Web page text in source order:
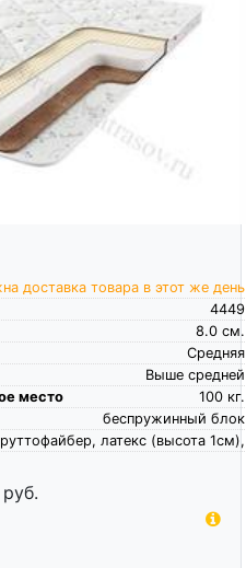
доставка товара в этот же день
4449
см.
8.0
Средняя
Выше средней
место
кг.
100
беспружинный блок
латекс (высота 1см),
руб.